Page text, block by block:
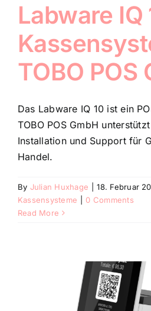
Labware IQ
TOBO POS
Das Labware IQ 10 ist ein
TOBO POS GmbH
Installation und Support für
Handel.
By Julian Huxhage 18. Februar
Kassensysteme
0 Comments
Read More